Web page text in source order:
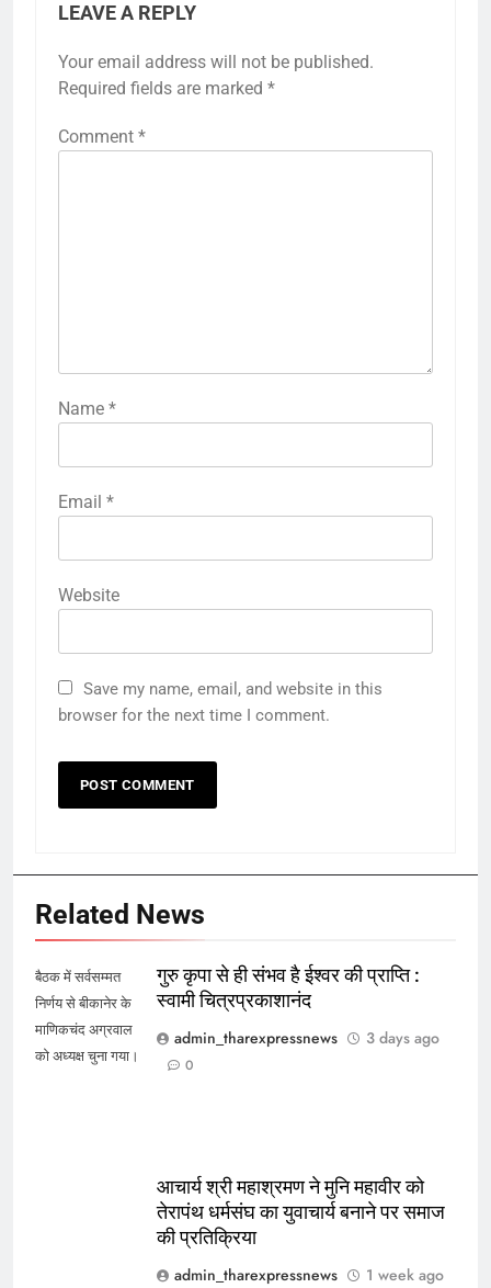
LEAVE A REPLY
Your email address will not be published.
Required fields are marked *
Comment *
Name *
Email *
Website
Save my name, email, and website in this
browser for the next time I comment.
Related News
बैठक में सर्वसम्मत
निर्णय से बीकानेर के
माणिकचंद अग्रवाल
को अध्यक्ष चुना गया।
गुरु कृपा से ही संभव है ईश्वर की प्राप्ति :
स्वामी चित्रप्रकाशानंद
admin_tharexpressnews
3 days ago
0
आचार्य श्री महाश्रमण ने मुनि महावीर को
तेरापंथ धर्मसंघ का युवाचार्य बनाने पर समाज
की प्रतिक्रिया
admin_tharexpressnews
1 week ago